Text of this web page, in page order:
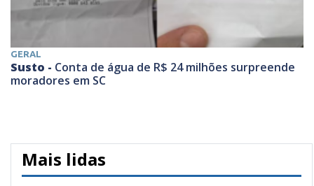
GERAL
Susto - Conta de água de R$ 24 milhões surpreende
moradores em SC
Mais lidas